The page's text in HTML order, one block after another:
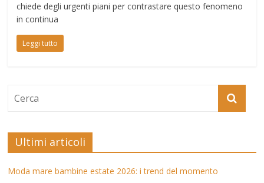
chiede degli urgenti piani per contrastare questo fenomeno
in continua
Leggi tutto
Ultimi articoli
Moda mare bambine estate 2026: i trend del momento